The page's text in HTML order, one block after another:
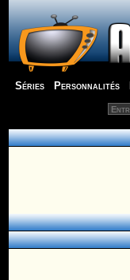
Séries Personnalités